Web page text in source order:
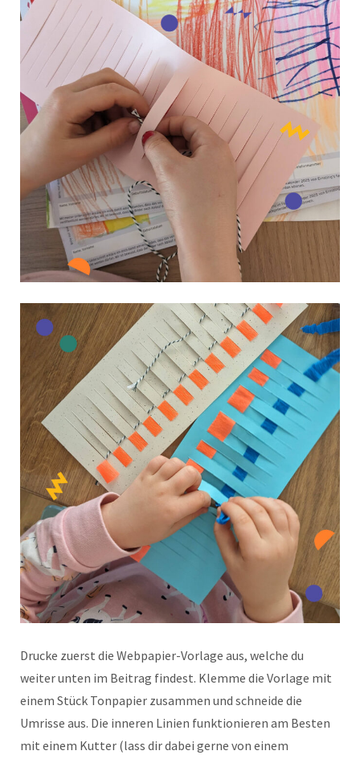
Drucke zuerst die Webpapier-Vorlage aus, welche du
weiter unten im Beitrag findest. Klemme die Vorlage mit
einem Stück Tonpapier zusammen und schneide die
Umrisse aus. Die inneren Linien funktionieren am Besten
mit einem Kutter (lass dir dabei gerne von einem